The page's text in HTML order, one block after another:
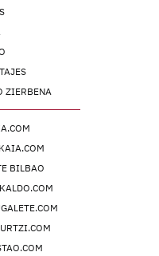
ZIERBENA
BILBAO